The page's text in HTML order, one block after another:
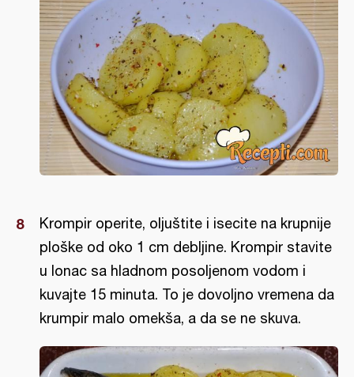
Krompir operite, oljuštite i isecite na krupnije
ploške od oko 1 cm debljine. Krompir stavite
u lonac sa hladnom posoljenom vodom i
kuvajte 15 minuta. To je dovoljno vremena da
krumpir malo omekša, a da se ne skuva.